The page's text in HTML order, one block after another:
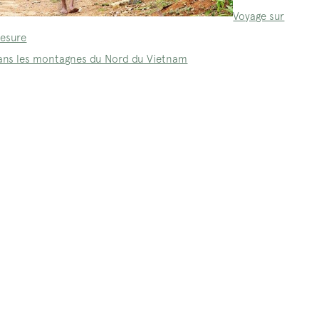
Voyage sur
les montagnes du Nord du Vietnam